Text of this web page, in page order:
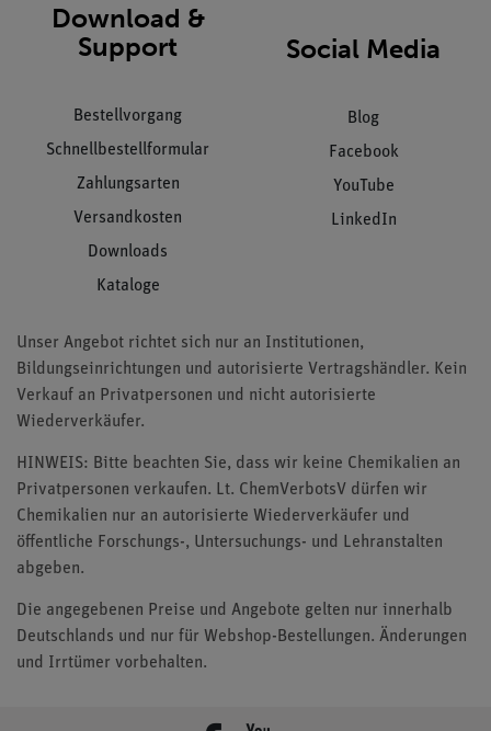
Download &
Support
Bestellvorgang
Schnellbestellformular
Zahlungsarten
Versandkosten
Downloads
Kataloge
Social Media
Blog
Facebook
YouTube
LinkedIn
Unser Angebot richtet sich nur an Institutionen,
Bildungseinrichtungen und autorisierte Vertragshändler. Kein
Verkauf an Privatpersonen und nicht autorisierte
Wiederverkäufer.
HINWEIS: Bitte beachten Sie, dass wir keine Chemikalien an
Privatpersonen verkaufen. Lt. ChemVerbotsV dürfen wir
Chemikalien nur an autorisierte Wiederverkäufer und
öffentliche Forschungs-, Untersuchungs- und Lehranstalten
abgeben.
Die angegebenen Preise und Angebote gelten nur innerhalb
Deutschlands und nur für Webshop-Bestellungen. Änderungen
und Irrtümer vorbehalten.